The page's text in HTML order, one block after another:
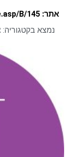
אתר: http://z99.co.il/bizPage.asp/B/145/פז-גולד/
נמצא בקטגוריה: